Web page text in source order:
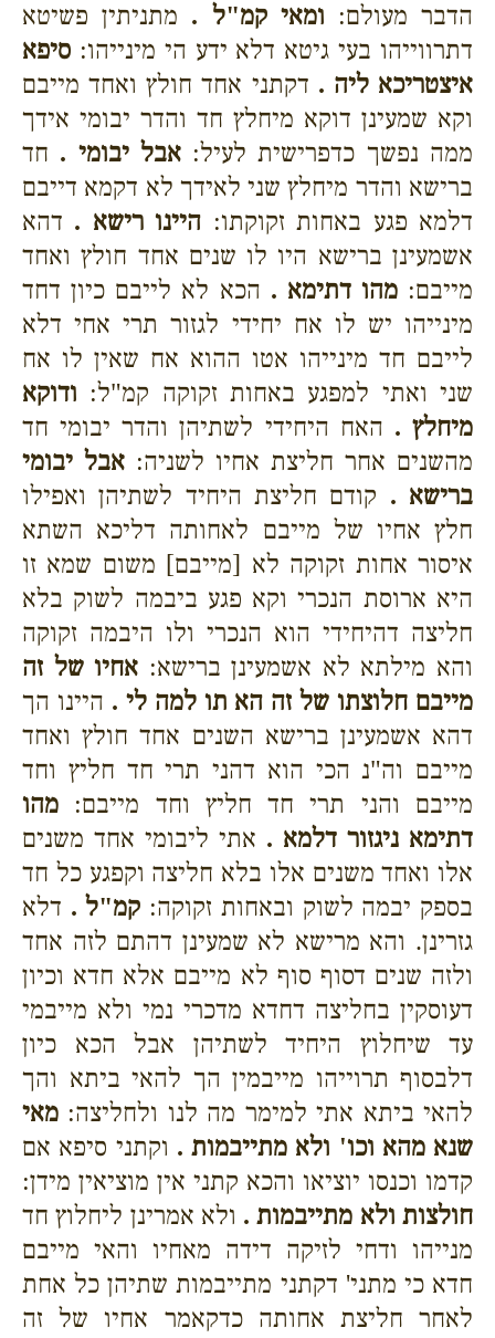
הדבר מעולם: ומאי קמ"ל . מתניתין פשיטא
דתרווייהו בעי גיטא דלא ידע הי מינייהו: סיפא
איצטריכא ליה . דקתני אחד חולץ ואחד מייבם
וקא שמעינן דוקא מיחלץ חד והדר יבומי אידך
ממה נפשך כדפרישית לעיל:אבל יבומי . חד
ברישא והדר מיחלץ שני לאידך לא דקמא דייבם
דלמא פגע באחות זקוקתו: היינו רישא . דהא
אשמעינן ברישא היו לו שנים אחד חולץ ואחד
מייבם:מהו דתימא . הכא לא לייבם כיון דחד
מינייהו יש לו אח יחידי לגזור תרי אחי דלא
לייבם חד מינייהו אטו ההוא אח שאין לו אח
שני ואתי למפגע באחות זקוקה קמ"ל: ודוקא
מיחלץ . האח היחידי לשתיהן והדר יבומי חד
מהשנים אחר חליצת אחיו לשניה: אבל יבומי
ברישא . קודם חליצת היחיד לשתיהן ואפילו
חלץ אחיו של מייבם לאחותה דליכא השתא
איסור אחות זקוקה לא [מייבם] משום שמא זו
היא ארוסת הנכרי וקא פגע ביבמה לשוק בלא
חליצה דהיחידי הוא הנכרי ולו היבמה זקוקה
והא מילתא לא אשמעינן ברישא: אחיו של זה
מייבם חלוצתו של זה הא תו למה לי . היינו הך
דהא אשמעינן ברישא השנים אחד חולץ ואחד
מייבם וה"נ הכי הוא דהני תרי חד חליץ וחד
מייבם והני תרי חד חליץ וחד מייבם: מהו
דתימא ניגזור דלמא . אתי ליבומי אחד משנים
אלו ואחד משנים אלו בלא חליצה וקפגע כל חד
בספק יבמה לשוק ובאחות זקוקה: קמ"ל . דלא
גזרינן. והא מרישא לא שמעינן דהתם לזה אחד
ולזה שנים דסוף סוף לא מייבם אלא חדא וכיון
דעוסקין בחליצה דחדא מדכרי נמי ולא מייבמי
עד שיחלוץ היחיד לשתיהן אבל הכא כיון
דלבסוף תרוייהו מייבמין הך להאי ביתא והך
להאי ביתא אתי למימר מה לנו ולחליצה: מאי
שנא מהא וכו' ולא מתייבמות . וקתני סיפא אם
קדמו וכנסו יוציאו והכא קתני אין מוציאין מידן:
חולצות ולא מתייבמות . ולא אמרינן ליחלוץ חד
מנייהו ודחי לזיקה דידה מאחיו והאי מייבם
חדא כי מתני' דקתני מתייבמות שתיהן כל אחת
לאחר חליצת אחותה כדקאמר אחיו של זה